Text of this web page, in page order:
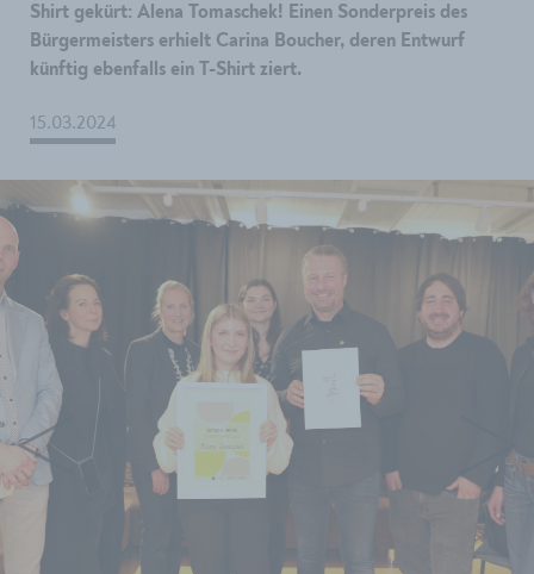
Shirt gekürt: Alena Tomaschek! Einen Sonderpreis des
Bürgermeisters erhielt Carina Boucher, deren Entwurf
künftig ebenfalls ein T-Shirt ziert.
15.03.2024